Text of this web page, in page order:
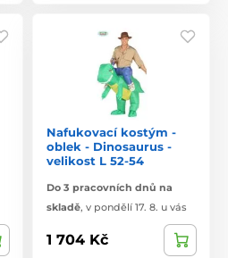
Nafukovací kostým -
oblek - Dinosaurus -
velikost L 52-54
Do 3 pracovních dnů na
skladě, v pondělí 17. 8. u vás
1 704 Kč